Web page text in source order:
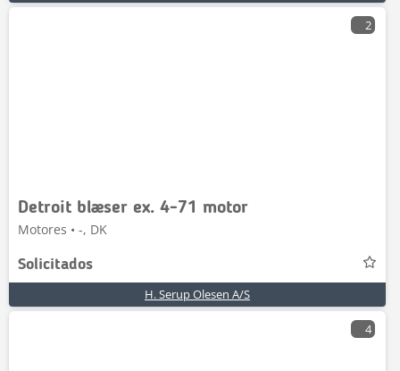
2
Detroit blæser ex. 4-71 motor
Motores • -, DK
Solicitados
H. Serup Olesen A/S
4